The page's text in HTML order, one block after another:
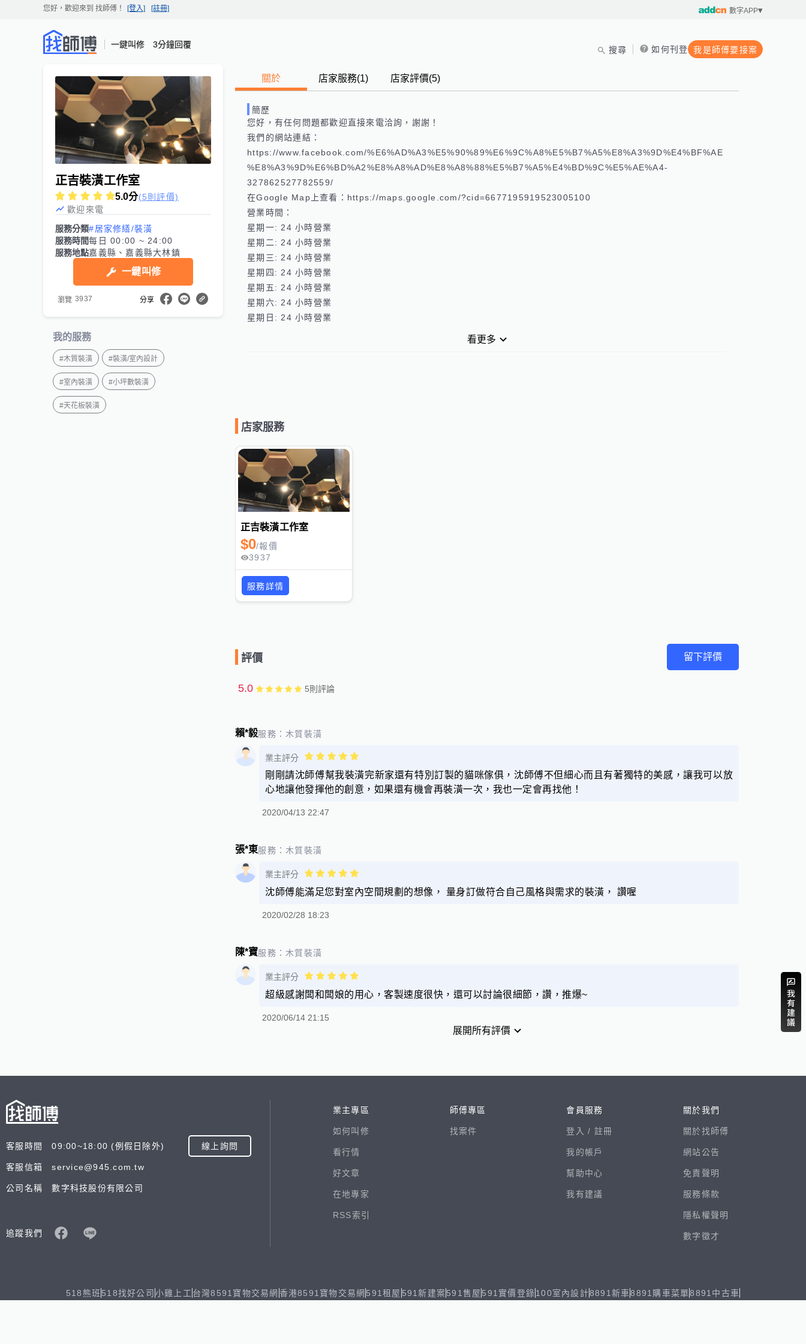
您好，歡迎來到 找師傅 ！ [登入] [註冊] 數字APP
一鍵叫修 3分鐘回覆
搜尋 如何刊登 我是師傅要接案
正吉裝潢工作室
5.0分(5則評價)
歡迎來電
服務分類#居家修繕/裝潢
服務時間每日 00:00 ~ 24:00
服務地點嘉義縣、嘉義縣大林鎮
一鍵叫修
瀏覽 3937 分享
我的服務
#木質裝潢 #裝潢/室內設計
#室內裝潢 #小坪數裝潢
#天花板裝潢
關於 店家服務(1) 店家評價(5)
簡歷
您好，有任何問題都歡迎直接來電洽詢，謝謝！
我們的網站連結：
https://www.facebook.com/%E6%AD%A3%E5%90%89%E6%9C%A8%E5%B7%A5%E8%A3%9D%E4%BF%AE
%E8%A3%9D%E6%BD%A2%E8%A8%AD%E8%A8%88%E5%B7%A5%E4%BD%9C%E5%AE%A4-
327862527782559/
在Google Map上查看：https://maps.google.com/?cid=6677195919523005100
營業時間：
星期一: 24 小時營業
星期二: 24 小時營業
星期三: 24 小時營業
星期四: 24 小時營業
星期五: 24 小時營業
星期六: 24 小時營業
看更多
店家服務
正吉裝潢工作室
$0/報價
3937
服務詳情
評價 留下評價
5.0 5則評論
賴*毅服務： 木質裝潢
業主評分
剛剛請沈師傅幫我裝潢完新家還有特別訂製的貓咪傢俱，沈師傅不但細心而且有著獨特的美感，讓我可以放
心地讓他發揮他的創意，如果還有機會再裝潢一次，我也一定會再找他！
2020/04/13 22:47
張*東服務：木質裝潢
業主評分
沈師傅能滿足您對室內空間規劃的想像， 量身訂做符合自己風格與需求的裝潢， 讚喔
2020/02/28 18:23
陳*寶服務：木質裝潢
業主評分
超級感謝闆和闆娘的用心，客製速度很快，還可以討論很細節，讚，推爆~
2020/06/14 21:15
展開所有評價
客服時間 09:00~18:00 (例假日除外) 線上詢問
客服信箱 service@945.com.tw
公司名稱 數字科技股份有限公司
追蹤我們
業主專區
如何叫修
看行情
好文章
在地專家
RSS索引
師傅專區
找案件
會員服務
登入 / 註冊
我的帳戶
幫助中心
我有建議
關於我們
關於找師傅
網站公告
免責聲明
服務條款
隱私權聲明
數字徵才
518熊班 518找好公司 小雞上工 台灣8591寶物交易網 香港8591寶物交易網 591租屋 591新建案591售屋 591實價登錄100室內設計8891新車 8891購車菜單 8891中古車